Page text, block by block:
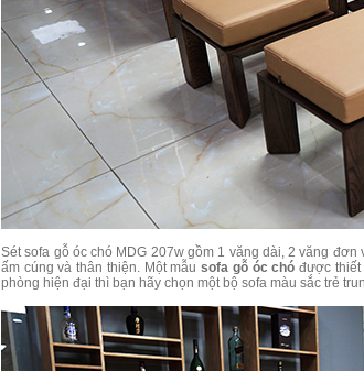
Sét sofa gỗ óc chó MDG 207w gồm 1 văng dài, 2 văng
ấm cúng và thân thiện. Một mẫusofa gỗ óc chó được thiết
phòng hiện đại thì bạn hãy chọn một bộ sofa màu sắc trẻ